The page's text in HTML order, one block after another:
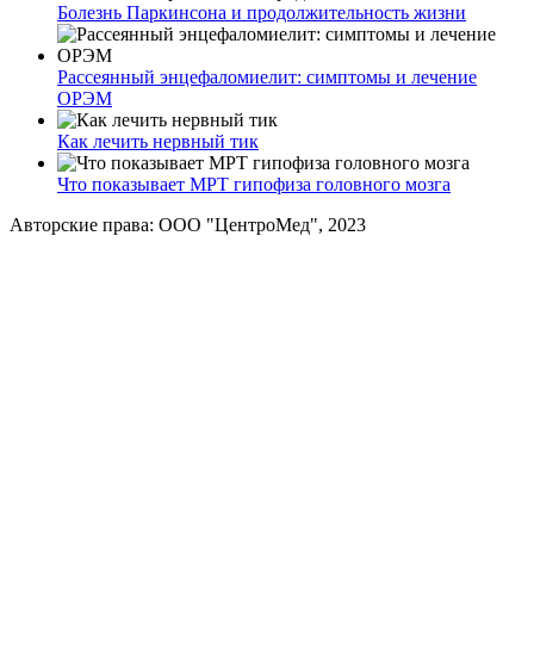
Болезнь Паркинсона и продолжительность жизни
Рассеянный энцефаломиелит: симптомы и лечение
ОРЭМ
Как лечить нервный тик
Что показывает МРТ гипофиза головного мозга
Авторские права: ООО "ЦентроМед", 2023